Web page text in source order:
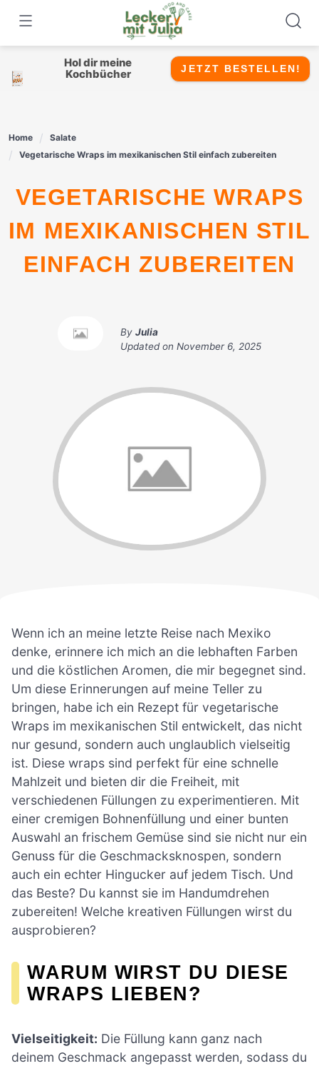
content
Hol dir meine
Kochbücher
JETZT BESTELLEN!
Home
Salate
Vegetarische Wraps im mexikanischen Stil einfach zubereiten
VEGETARISCHE WRAPS
IM MEXIKANISCHEN STIL
EINFACH ZUBEREITEN
By Julia
Updated on November 6, 2025
Wenn ich an meine letzte Reise nach Mexiko
denke, erinnere ich mich an die lebhaften Farben
und die köstlichen Aromen, die mir begegnet sind.
Um diese Erinnerungen auf meine Teller zu
bringen, habe ich ein Rezept für vegetarische
Wraps im mexikanischen Stil entwickelt, das nicht
nur gesund, sondern auch unglaublich vielseitig
ist. Diese wraps sind perfekt für eine schnelle
Mahlzeit und bieten dir die Freiheit, mit
verschiedenen Füllungen zu experimentieren. Mit
einer cremigen Bohnenfüllung und einer bunten
Auswahl an frischem Gemüse sind sie nicht nur ein
Genuss für die Geschmacksknospen, sondern
auch ein echter Hingucker auf jedem Tisch. Und
das Beste? Du kannst sie im Handumdrehen
zubereiten! Welche kreativen Füllungen wirst du
ausprobieren?
WARUM WIRST DU DIESE
WRAPS LIEBEN?
Vielseitigkeit: Die Füllung kann ganz nach
deinem Geschmack angepasst werden, sodass du